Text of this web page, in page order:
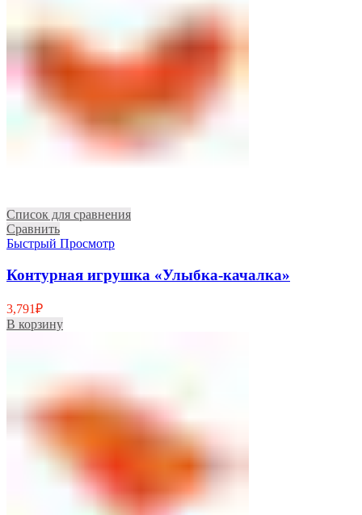
Список для сравнения
Сравнить
Быстрый Просмотр
Контурная игрушка «Улыбка-качалка»
3,791₽
В корзину